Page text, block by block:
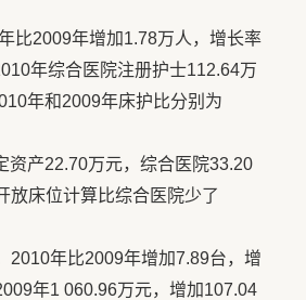
比2009年增加1.78万人，增长率
年综合医院注册护士112.64万
年和2009年床护比分别为
资产22.70万元，综合医院33.20
放床位计算比综合医院少了
2010年比2009年增加7.89台，增
年1 060.96万元，增加107.04